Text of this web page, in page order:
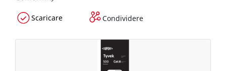
Scaricare Condividere